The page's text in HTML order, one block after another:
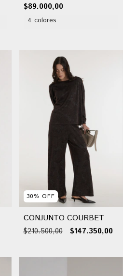
$89.000,00
4 colores
30% OFF
CONJUNTO COURBET
$210.500,00 $147.350,00